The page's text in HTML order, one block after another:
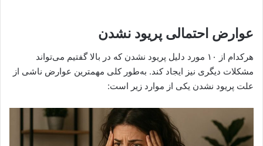
عوارض احتمالی پریود نشدن
هرکدام از ۱۰ مورد دلیل پریود نشدن که در بالا گفتیم می‌تواند
مشکلات دیگری نیز ایجاد کند. به‌طور کلی مهمترین عوارض ناشی از
علت پریود نشدن یکی از موارد زیر است: